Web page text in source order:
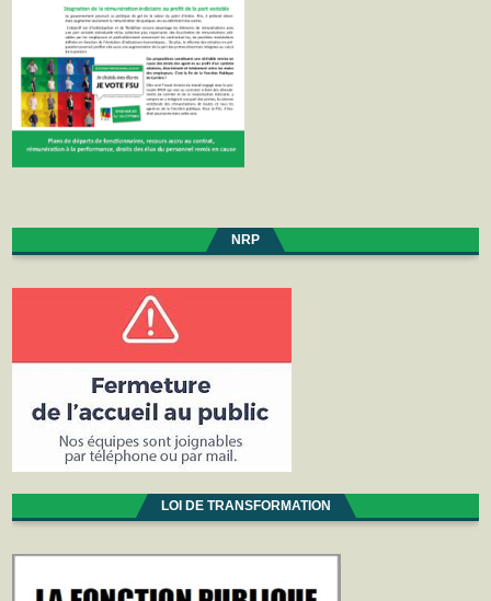
NRP
LOI DE TRANSFORMATION